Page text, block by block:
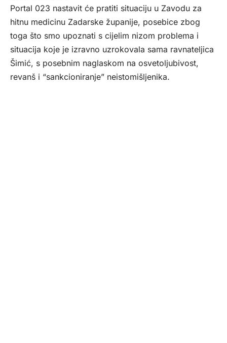
Portal 023 nastavit će pratiti situaciju u Zavodu za
hitnu medicinu Zadarske županije, posebice zbog
toga što smo upoznati s cijelim nizom problema i
situacija koje je izravno uzrokovala sama ravnateljica
Šimić, s posebnim naglaskom na osvetoljubivost,
revanš i “sankcioniranje” neistomišljenika.